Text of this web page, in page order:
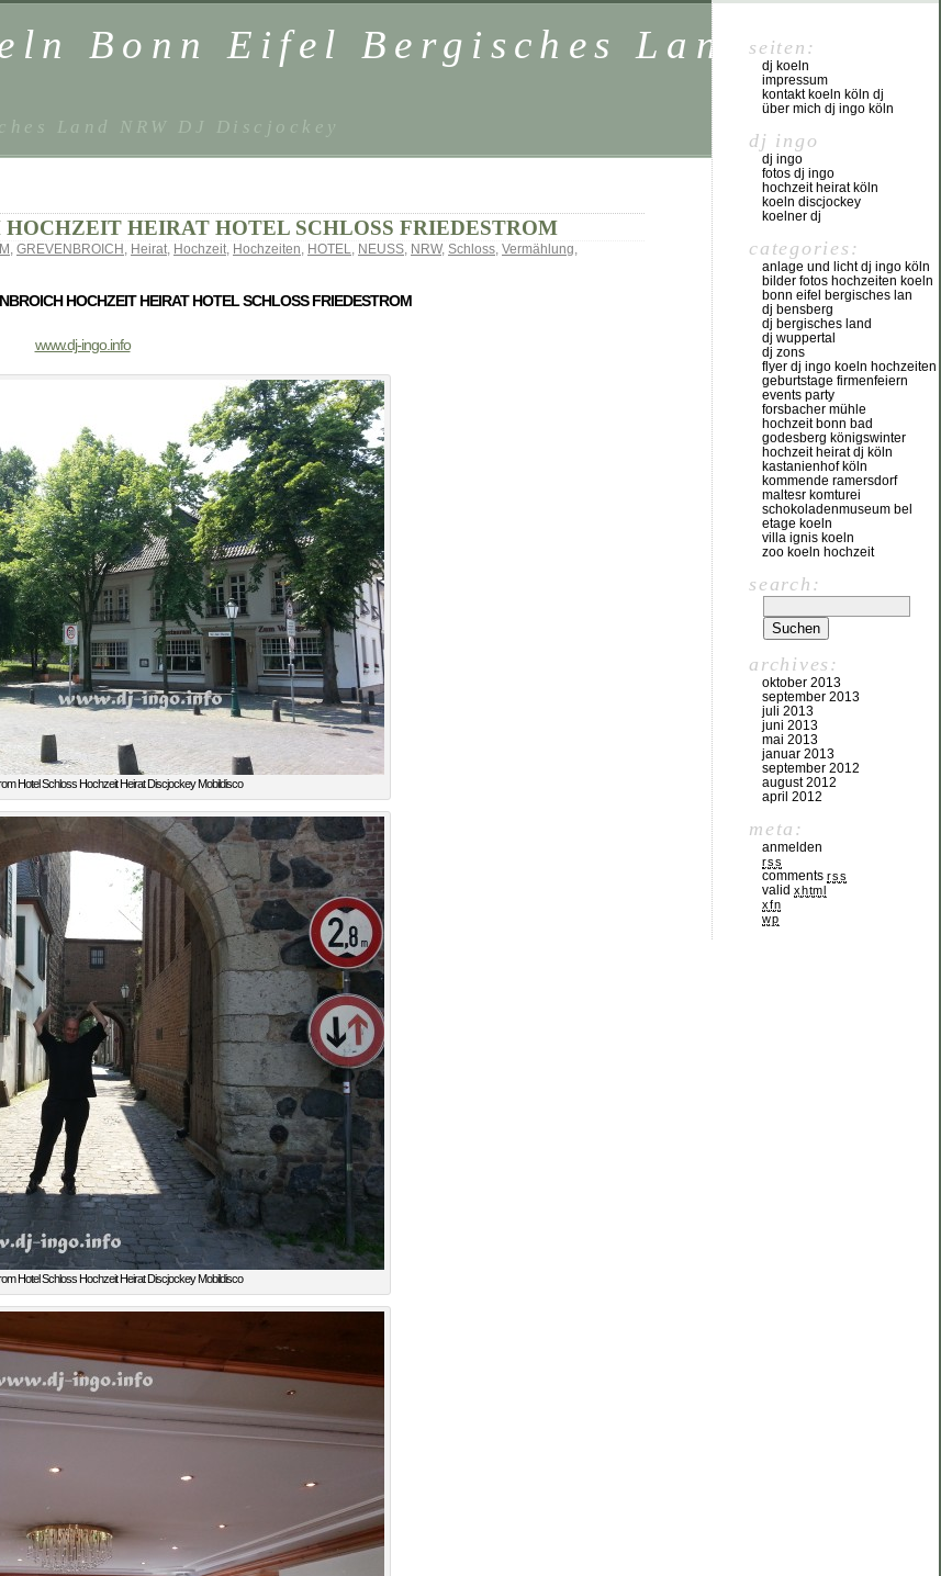
Bonn Eifel Bergisches Land NRW
Land NRW DJ Discjockey
HEIRAT HOTEL SCHLOSS FRIEDESTROM
, GREVENBROICH , Heirat, Hochzeit, Hochzeiten, HOTEL, NEUSS, NRW, Schloss, Vermählung,
HOCHZEIT HEIRAT HOTEL SCHLOSS FRIEDESTROM
www.dj-ingo.info
Hotel Schloss Hochzeit Heirat Discjockey Mobildisco
Hotel Schloss Hochzeit Heirat Discjockey Mobildisco
seiten:
dj koeln
impressum
kontakt koeln köln dj
über mich dj ingo köln
dj ingo
dj ingo
fotos dj ingo
hochzeit heirat köln
koeln discjockey
koelner dj
categories:
anlage und licht dj ingo köln
bilder fotos hochzeiten koeln
bonn eifel bergisches lan
dj bensberg
dj bergisches land
dj wuppertal
dj zons
flyer dj ingo koeln hochzeiten
geburtstage firmenfeiern
events party
forsbacher mühle
hochzeit bonn bad
godesberg königswinter
hochzeit heirat dj köln
kastanienhof köln
kommende ramersdorf
maltesr komturei
schokoladenmuseum bel
etage koeln
villa ignis koeln
zoo koeln hochzeit
search:
archives:
oktober 2013
september 2013
juli 2013
juni 2013
mai 2013
januar 2013
september 2012
august 2012
april 2012
meta:
anmelden
rss
comments rss
valid xhtml
xfn
wp